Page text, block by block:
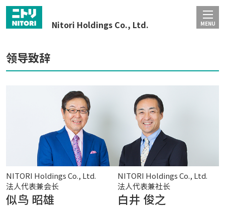
Nitori Holdings Co., Ltd. MENU
领导致辞
NITORI Holdings Co., Ltd.
法人代表兼会长
似鸟 昭雄
NITORI Holdings Co., Ltd.
法人代表兼社长
白井 俊之